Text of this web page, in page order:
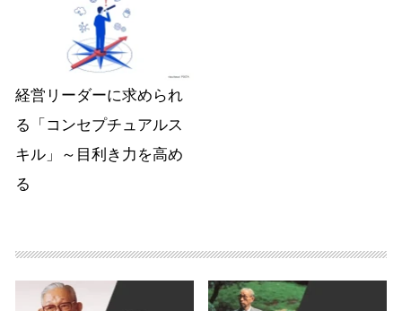
経営リーダーに求められ
る「コンセプチュアルス
キル」～目利き力を高め
る